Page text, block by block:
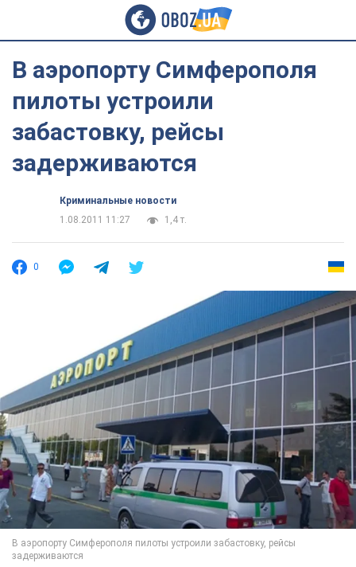
В аэропорту Симферополя
пилоты устроили
забастовку, рейсы
задерживаются
Криминальные новости
1.08.2011 11:27
1,4 т.
0